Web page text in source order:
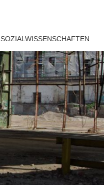
SOZIALWISSENSCHAFTEN